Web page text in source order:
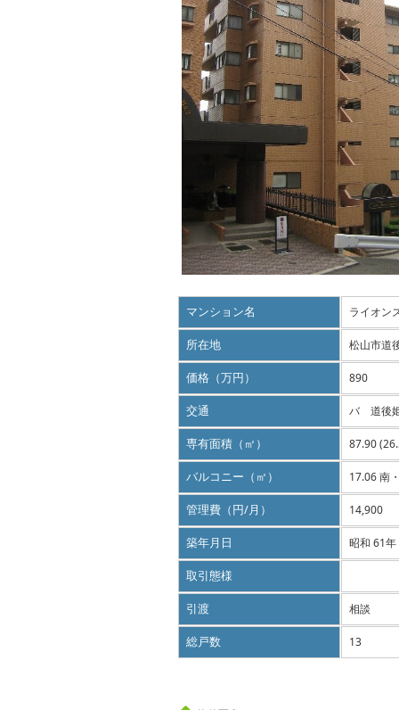
マンション名 ライオン
所在地 松山市道
価格（万円） 890
交通 バ 道後
専有面積（㎡） 87.90
バルコニー（㎡） 17.06 南
管理費（円/月） 14,900
築年月日 昭和 61
取引態様
引渡 相談
総戸数 13